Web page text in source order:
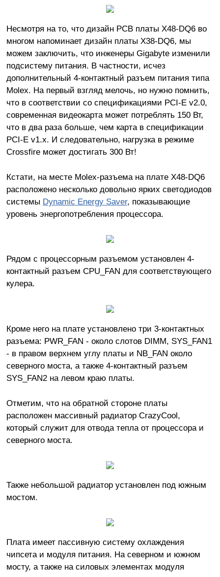
Несмотря на то, что дизайн PCB платы X48-DQ6 во
многом напоминает дизайн платы X38-DQ6, мы
можем заключить, что инженеры Gigabyte изменили
подсистему питания. В частности, исчез
дополнительный 4-контактный разъем питания типа
Molex. На первый взгляд мелочь, но нужно помнить,
что в соответствии со спецификациями PCI-E v2.0,
современная видеокарта может потреблять 150 Вт,
что в два раза больше, чем карта в спецификации
PCI-E v1.х. И следовательно, нагрузка в режиме
Crossfire может достигать 300 Вт!
Кстати, на месте Molex-разъема на плате X48-DQ6
расположено несколько довольно ярких светодиодов
системы Dynamic Energy Saver, показывающие
уровень энергопотребления процессора.
Рядом с процессорным разъемом установлен 4-
контактный разъем CPU_FAN для соответствующего
кулера.
Кроме него на плате установлено три 3-контактных
разъема: PWR_FAN - около слотов DIMM, SYS_FAN1
- в правом верхнем углу платы и NB_FAN около
северного моста, а также 4-контактный разъем
SYS_FAN2 на левом краю платы.
Отметим, что на обратной стороне платы
расположен массивный радиатор CrazyCool,
который служит для отвода тепла от процессора и
северного моста.
Также небольшой радиатор установлен под южным
мостом.
Плата имеет пассивную систему охлаждения
чипсета и модуля питания. На северном и южном
мосту, а также на силовых элементах модуля